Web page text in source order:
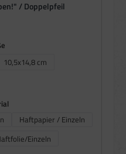
/ Doppelpfeil
auswählen
10,5x14,8 cm
Haftpapier / Einzeln(Diese Option ist zurzeit
Einzeln
(Diese Option ist zurzeit nicht verfügbar.)